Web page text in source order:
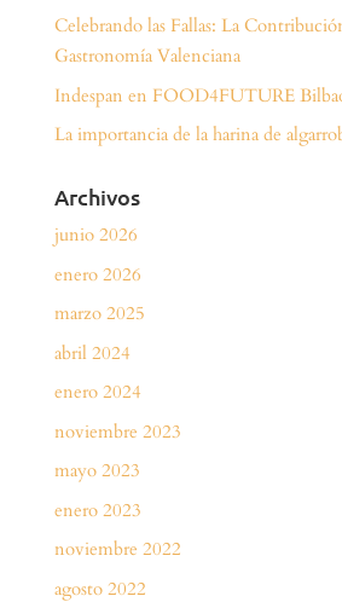
Celebrando las Fallas: La
Gastronomía Valenciana
Indespan en FOOD4FUTURE
La importancia de la harina de
Archivos
junio 2026
enero 2026
marzo 2025
abril 2024
enero 2024
noviembre 2023
mayo 2023
enero 2023
noviembre 2022
agosto 2022